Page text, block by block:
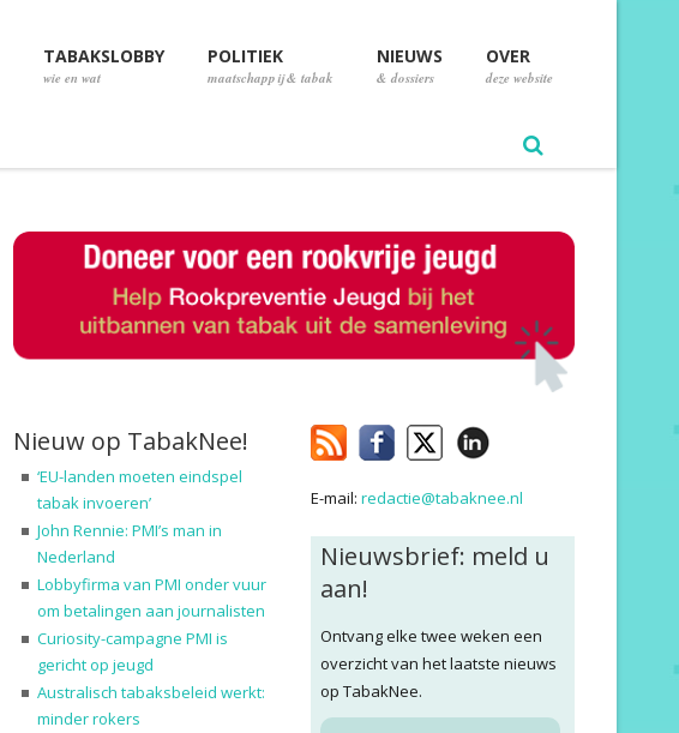
TABAKSLOBBY
wie en wat
POLITIEK
maatschappij & tabak
NIEUWS
& dossiers
OVER
deze website
Nieuw op TabakNee!
‘EU-landen moeten eindspel
tabak invoeren’
John Rennie: PMI’s man in
Nederland
Lobbyfirma van PMI onder vuur
om betalingen aan journalisten
Curiosity-campagne PMI is
gericht op jeugd
Australisch tabaksbeleid werkt:
minder rokers
E-mail:redactie@tabaknee.nl
Nieuwsbrief: meld u
aan!
Ontvang elke twee weken een
overzicht van het laatste nieuws
op TabakNee.